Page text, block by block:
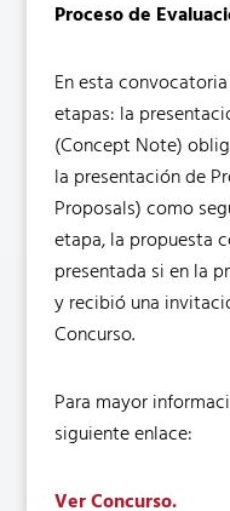
Proceso de
En esta
etapas: la
(Concept Note)
la presentación de
Proposals) como
etapa, la propuesta
presentada si en la
y recibió una
Concurso.
Para mayor
siguiente enlace:
Ver Concurso.